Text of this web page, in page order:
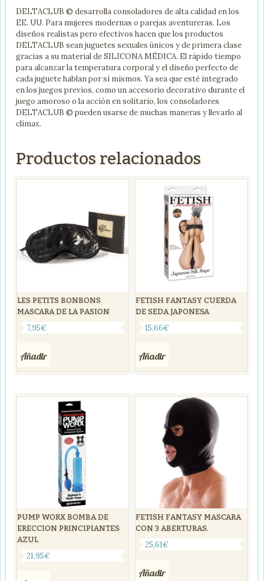
DELTACLUB © desarrolla consoladores de alta calidad en los
EE. UU. Para mujeres modernas o parejas aventureras. Los
diseños realistas pero efectivos hacen que los productos
DELTACLUB sean juguetes sexuales únicos y de primera clase
gracias a su material de SILICONA MÉDICA. El rápido tiempo
para alcanzar la temperatura corporal y el diseño perfecto de
cada juguete hablan por sí mismos. Ya sea que esté integrado
en los juegos previos, como un accesorio decorativo durante el
juego amoroso o la acción en solitario, los consoladores
DELTACLUB © pueden usarse de muchas maneras y llevarlo al
clímax.
Productos relacionados
LES PETITS BONBONS
MASCARA DE LA PASION
7,95€
Añadir
FETISH FANTASY CUERDA
DE SEDA JAPONESA
15,66€
Añadir
PUMP WORX BOMBA DE
ERECCION PRINCIPIANTES
AZUL
21,95€
FETISH FANTASY MASCARA
CON 3 ABERTURAS.
25,61€
Añadir